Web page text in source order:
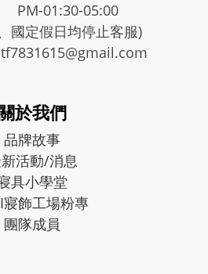
05:00
國定假日均停止客服)
於我們
品牌故事
活動/消息
具小學堂
寢飾工場粉專
團隊成員